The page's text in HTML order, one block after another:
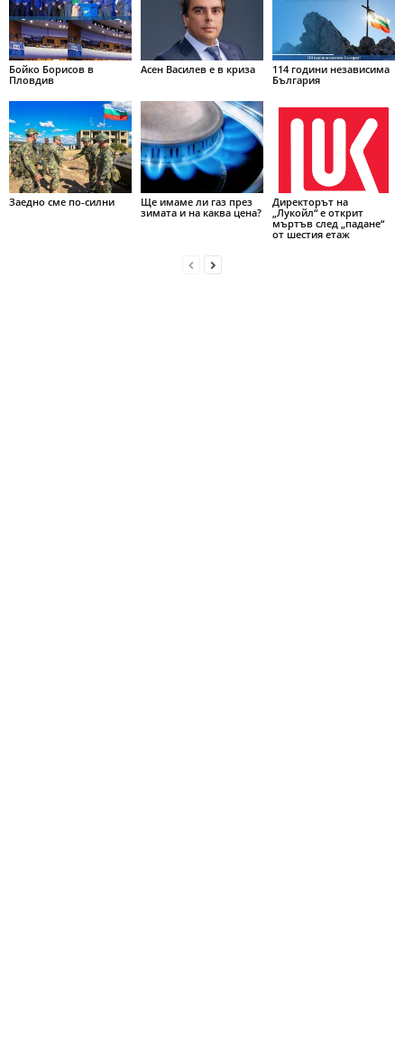
Бойко Борисов в
Пловдив
Асен Василев е в криза
114 години независима
България
Заедно сме по-силни
Ще имаме ли газ през
зимата и на каква цена?
Директорът на
„Лукойл“ е открит
мъртъв след „падане“
от шестия етаж